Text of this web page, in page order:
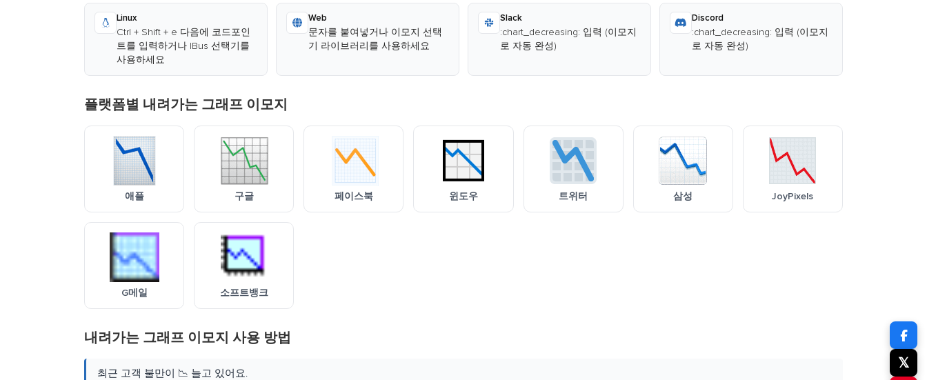
Linux
Ctrl + Shift + e 다음에 코드포인
트를 입력하거나 IBus 선택기를
사용하세요
Web
문자를 붙여넣거나 이모지 선택
기 라이브러리를 사용하세요
Slack
:chart_decreasing: 입력 (이모지
로 자동 완성)
Discord
:chart_decreasing: 입력 (이모지
로 자동 완성)
플랫폼별 내려가는 그래프 이모지
애플 구글 페이스북 윈도우 트위터 삼성 JoyPixels
G메일 소프트뱅크
내려가는 그래프 이모지 사용 방법
최근 고객 불만이 📉 늘고 있어요.
𝕏